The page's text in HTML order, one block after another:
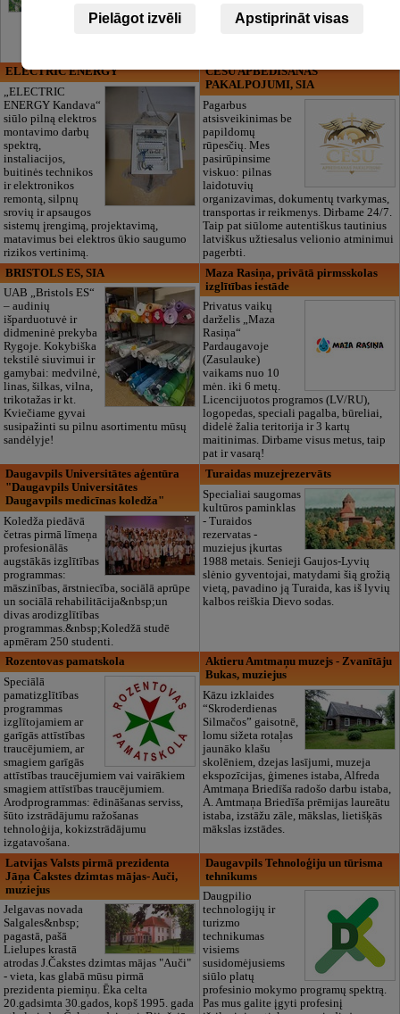
ELECTRIC ENERGY
„ELECTRIC
ENERGY Kandava“
siūlo pilną elektros
montavimo darbų
spektrą,
instaliacijos,
buitinės technikos
ir elektronikos
remontą, silpnų
srovių ir apsaugos
sistemų įrengimą, projektavimą,
matavimus bei elektros ūkio saugumo
rizikos vertinimą.
CĒSU APBEDĪŠANAS
PAKALPOJUMI, SIA
Pagarbus
atsisveikinimas be
papildomų
rūpesčių. Mes
pasirūpinsime
viskuo: pilnas
laidotuvių
organizavimas, dokumentų tvarkymas,
transportas ir reikmenys. Dirbame 24/7.
Taip pat siūlome autentiškus tautinius
latviškus užtiesalus velionio atminimui
pagerbti.
BRISTOLS ES, SIA
UAB „Bristols ES“
– audinių
išparduotuvė ir
didmeninė prekyba
Rygoje. Kokybiška
tekstilė siuvimui ir
gamybai: medvilnė,
linas, šilkas, vilna,
trikotažas ir kt.
Kviečiame gyvai
susipažinti su pilnu asortimentu mūsų
sandėlyje!
Maza Rasiņa, privātā pirmsskolas
izglītības iestāde
Privatus vaikų
darželis „Maza
Rasiņa“
Pardaugavoje
(Zasulauke)
vaikams nuo 10
mėn. iki 6 metų.
Licencijuotos programos (LV/RU),
logopedas, speciali pagalba, būreliai,
didelė žalia teritorija ir 3 kartų
maitinimas. Dirbame visus metus, taip
pat ir vasarą!
Daugavpils Universitātes aģentūra
"Daugavpils Universitātes
Daugavpils medicīnas koledža"
Koledža piedāvā
četras pirmā līmeņa
profesionālās
augstākās izglītības
programmas:
māszinības, ārstniecība, sociālā aprūpe
un sociālā rehabilitācija&nbsp;un
divas arodizglītības
programmas.&nbsp;Koledžā studē
apmēram 250 studenti.
Turaidas muzejrezervāts
Specialiai saugomas
kultūros paminklas
- Turaidos
rezervatas -
muziejus įkurtas
1988 metais. Senieji Gaujos-Lyvių
slėnio gyventojai, matydami šią grožią
vietą, pavadino ją Turaida, kas iš lyvių
kalbos reiškia Dievo sodas.
Rozentovas pamatskola
Speciālā
pamatizglītības
programmas
izglītojamiem ar
garīgās attīstības
traucējumiem, ar
smagiem garīgās
attīstības traucējumiem vai vairākiem
smagiem attīstības traucējumiem.
Arodprogrammas: ēdināšanas serviss,
šūto izstrādājumu ražošanas
tehnoloģija, kokizstrādājumu
izgatavošana.
Aktieru Amtmaņu muzejs - Zvanītāju
Bukas, muziejus
Kāzu izklaides
“Skroderdienas
Silmačos” gaisotnē,
lomu sižeta rotaļas
jaunāko klašu
skolēniem, dzejas lasījumi, muzeja
ekspozīcijas, ģimenes istaba, Alfreda
Amtmaņa Briedīša radošo darbu istaba,
A. Amtmaņa Briedīša prēmijas laureātu
istaba, izstāžu zāle, mākslas, lietišķās
mākslas izstādes.
Latvijas Valsts pirmā prezidenta
Jāņa Čakstes dzimtas mājas- Auči,
muziejus
Jelgavas novada
Salgales&nbsp;
pagastā, pašā
Lielupes krastā
atrodas J.Čakstes dzimtas mājas "Auči"
- vieta, kas glabā mūsu pirmā
prezidenta piemiņu. Ēka celta
20.gadsimta 30.gados, kopš 1995. gada
Daugavpils Tehnoloģiju un tūrisma
tehnikums
Daugpilio
technologijų ir
turizmo
technikumas
visiems
susidomėjusiems
siūlo platų
profesinio mokymo programų spektrą.
Pas mus galite įgyti profesinį
Pielāgot izvēli Apstiprināt visas